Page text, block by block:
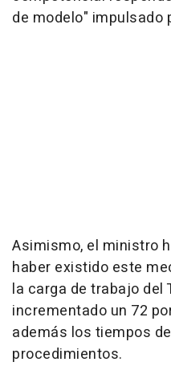
de modelo" impulsado
Asimismo, el ministro
haber existido este
la carga de trabajo del
incrementado un 72
además los tiempos
procedimientos.